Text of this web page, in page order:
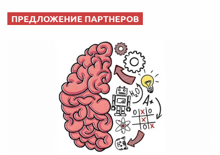
ПРЕДЛОЖЕНИЕ ПАРТНЕРОВ